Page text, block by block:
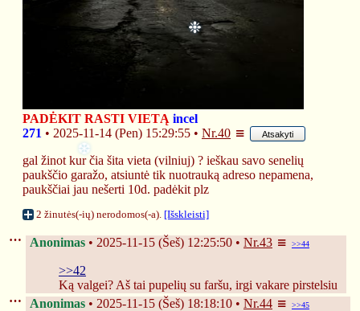
❆
PADĖKIT RASTI VIETĄ incel
271
2025-11-14 (Pen) 15:29:55 Nr.40 Atsakyti
gal žinot kur čia šita vieta (vilniuj) ? ieškau savo senelių
paukščio garažo, atsiuntė tik nuotrauką adreso nepamena,
paukščiai jau nešerti 10d. padėkit plz
2 žinutės(-ių) nerodomos(-a). [Išskleisti]
Anonimas 2025-11-15 (Šeš) 12:25:50 Nr.43 >>44
>>42
Ką valgei? Aš tai pupelių su faršu, irgi vakare pirstelsiu
Anonimas
2025-11-15 (Šeš) 18:18:10 Nr.44 >>45